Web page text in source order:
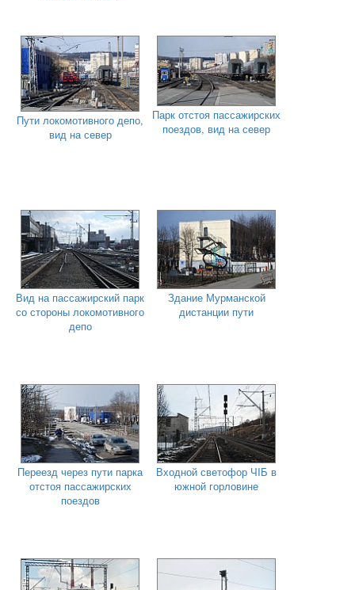
Пути локомотивного депо,
вид на север
Парк отстоя пассажирских
поездов, вид на север
Вид на пассажирский парк
со стороны локомотивного
депо
Здание Мурманской
дистанции пути
Переезд через пути парка
отстоя пассажирских
поездов
Входной светофор ЧIБ в
южной горловине